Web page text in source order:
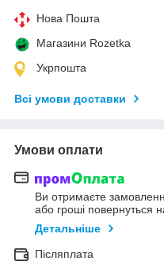
Нова Пошта
Магазини Rozetka
Укрпошта
Всі умови доставки
Умови оплати
Ви отримаєте
або гроші повернуться
Детальніше
Післяплата